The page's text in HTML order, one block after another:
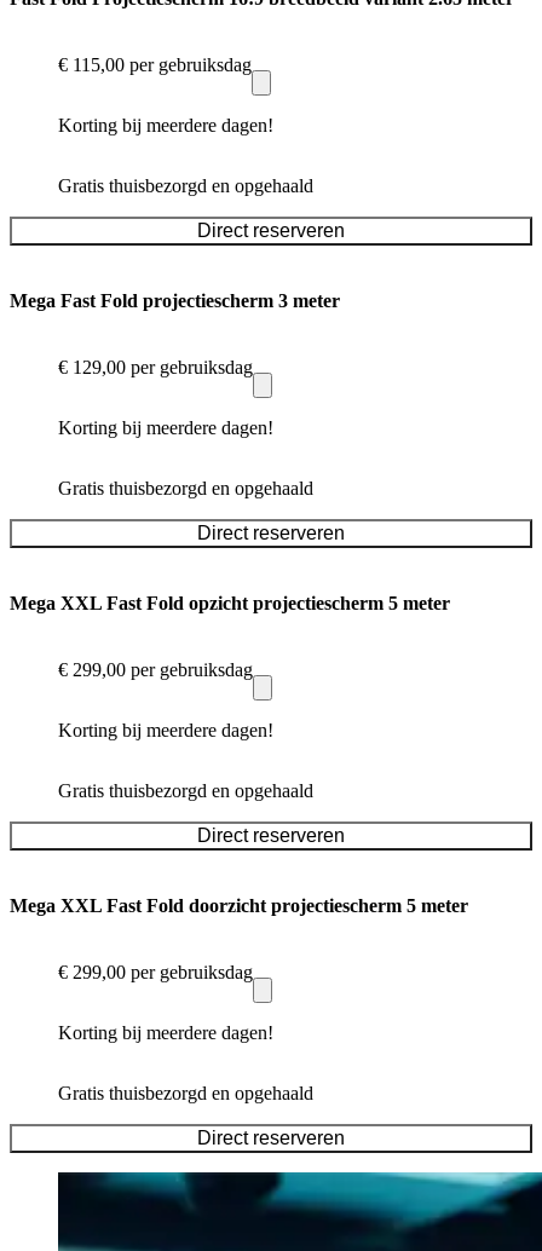
€ 115,00 per gebruiksdag
Korting bij meerdere dagen!
Gratis thuisbezorgd en opgehaald
Direct reserveren
Mega Fast Fold projectiescherm 3 meter
€ 129,00 per gebruiksdag
Korting bij meerdere dagen!
Gratis thuisbezorgd en opgehaald
Direct reserveren
Mega XXL Fast Fold opzicht projectiescherm 5 meter
€ 299,00 per gebruiksdag
Korting bij meerdere dagen!
Gratis thuisbezorgd en opgehaald
Direct reserveren
Mega XXL Fast Fold doorzicht projectiescherm 5 meter
€ 299,00 per gebruiksdag
Korting bij meerdere dagen!
Gratis thuisbezorgd en opgehaald
Direct reserveren